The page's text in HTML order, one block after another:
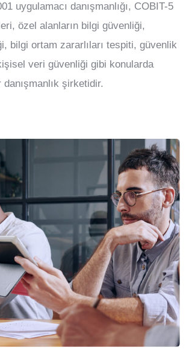
uygulamacı danışmanlığı, COBIT-5
özel alanların bilgi güvenliği,
bilgi ortam zararlıları tespiti, güvenlik
veri güvenliği gibi konularda
şirketidir.